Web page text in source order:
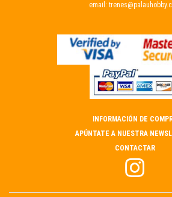
email:
INFORMACIÓN DE
APÚNTATE A NUESTRA
CONTACTAR